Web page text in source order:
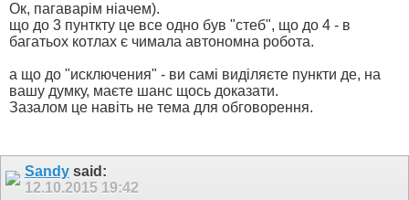
Ок, пагаварім ніачем).
що до 3 пунткту це все одно був "стеб", що до 4 - в
багатьох котлах є чимала автономна робота.
а що до "исключения" - ви самі виділяєте пункти де, на
вашу думку, маєте шанс щось доказати.
Зазалом це навіть не тема для обговорення.
Sandy said:
12.10.2015 19:42